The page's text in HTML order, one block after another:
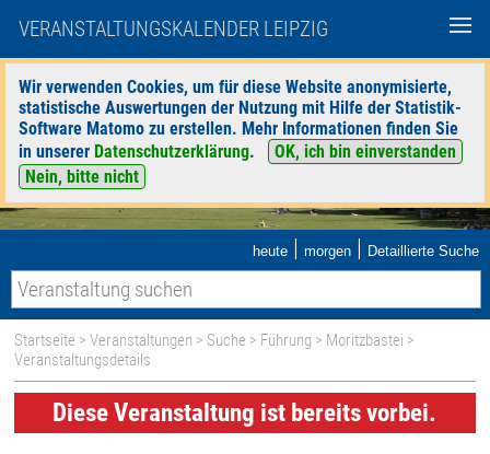
VERANSTALTUNGSKALENDER LEIPZIG
Wir verwenden Cookies, um für diese Website anonymisierte,
statistische Auswertungen der Nutzung mit Hilfe der Statistik-
Software Matomo zu erstellen. Mehr Informationen finden Sie
in unserer Datenschutzerklärung.
OK, ich bin einverstanden
Nein, bitte nicht
heute | morgen | Detaillierte Suche
Startseite >Veranstaltungen > Suche > Führung > Moritzbastei >
Veranstaltungsdetails
Diese Veranstaltung ist bereits vorbei.